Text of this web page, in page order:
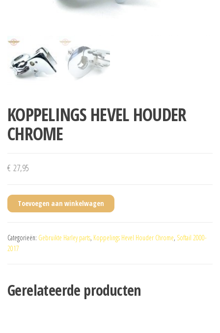
KOPPELINGS HEVEL HOUDER
CHROME
€ 27,95
Toevoegen aan winkelwagen
Categorieën: Gebruikte Harley parts, Koppelings Hevel Houder Chrome, Softail 2000-
2017
Gerelateerde producten